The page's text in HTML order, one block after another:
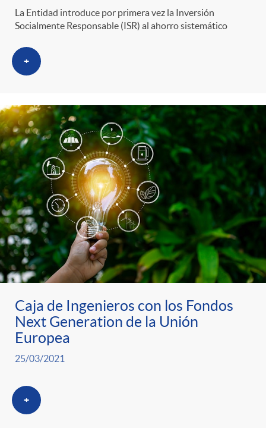
La Entidad introduce por primera vez la Inversión
Socialmente Responsable (ISR) al ahorro sistemático
+
Caja de Ingenieros con los Fondos
Next Generation de la Unión
Europea
25/03/2021
+